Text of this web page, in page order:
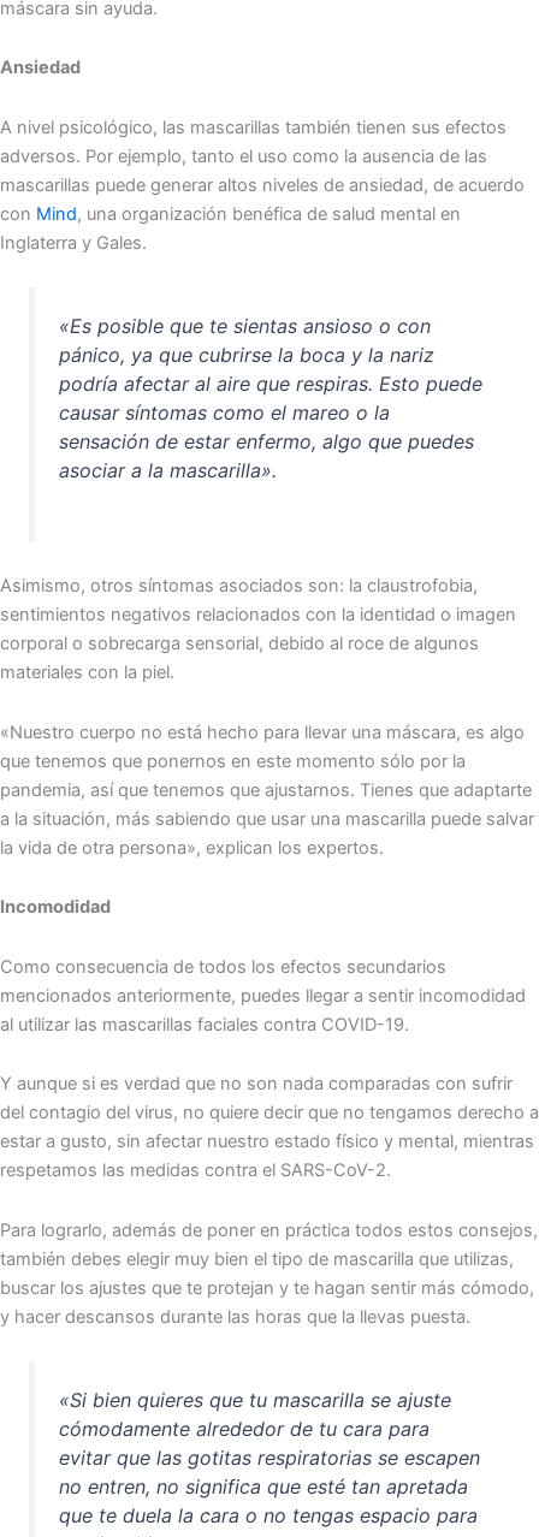
máscara sin ayuda.
Ansiedad
A nivel psicológico, las mascarillas también tienen sus efectos
adversos. Por ejemplo, tanto el uso como la ausencia de las
mascarillas puede generar altos niveles de ansiedad, de acuerdo
con Mind, una organización benéfica de salud mental en
Inglaterra y Gales.
«Es posible que te sientas ansioso o con
pánico, ya que cubrirse la boca y la nariz
podría afectar al aire que respiras. Esto puede
causar síntomas como el mareo o la
sensación de estar enfermo, algo que puedes
asociar a la mascarilla».
Asimismo, otros síntomas asociados son: la claustrofobia,
sentimientos negativos relacionados con la identidad o imagen
corporal o sobrecarga sensorial, debido al roce de algunos
materiales con la piel.
«Nuestro cuerpo no está hecho para llevar una máscara, es algo
que tenemos que ponernos en este momento sólo por la
pandemia, así que tenemos que ajustarnos. Tienes que adaptarte
a la situación, más sabiendo que usar una mascarilla puede salvar
la vida de otra persona», explican los expertos.
Incomodidad
Como consecuencia de todos los efectos secundarios
mencionados anteriormente, puedes llegar a sentir incomodidad
al utilizar las mascarillas faciales contra COVID-19.
Y aunque si es verdad que no son nada comparadas con sufrir
del contagio del virus, no quiere decir que no tengamos derecho a
estar a gusto, sin afectar nuestro estado físico y mental, mientras
respetamos las medidas contra el SARS-CoV-2.
Para lograrlo, además de poner en práctica todos estos consejos,
también debes elegir muy bien el tipo de mascarilla que utilizas,
buscar los ajustes que te protejan y te hagan sentir más cómodo,
y hacer descansos durante las horas que la llevas puesta.
«Si bien quieres que tu mascarilla se ajuste
cómodamente alrededor de tu cara para
evitar que las gotitas respiratorias se escapen
no entren, no significa que esté tan apretada
que te duela la cara o no tengas espacio para